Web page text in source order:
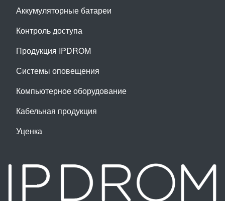
Аккумуляторные батареи
Контроль доступа
Продукция IPDROM
Системы оповещения
Компьютерное оборудование
Кабельная продукция
Уценка